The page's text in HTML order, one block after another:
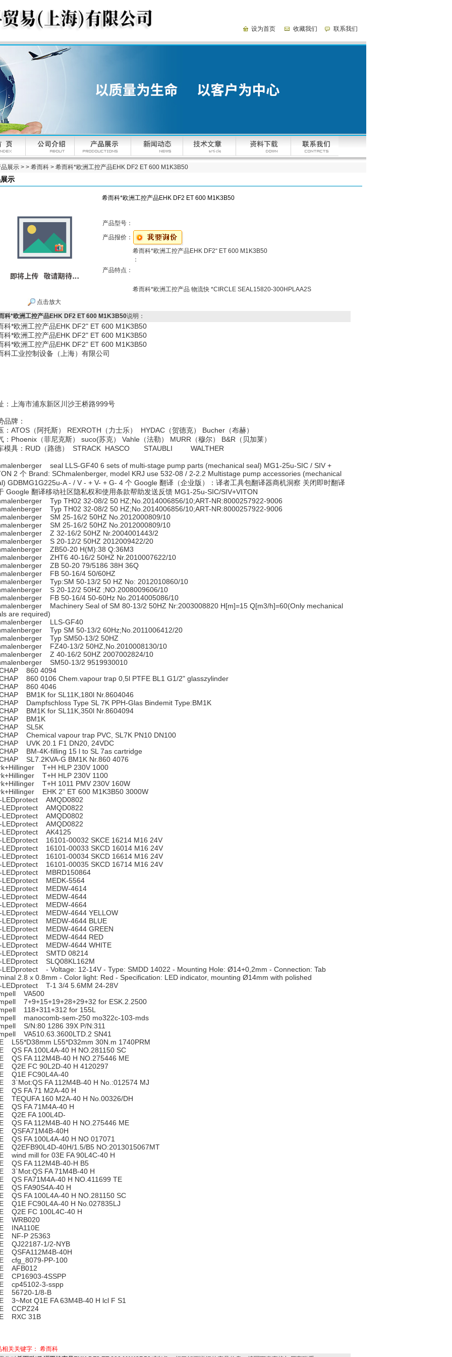
设为首页 收藏我们 联系我们
品展示 > > 希而科 > 希而科*欧洲工控产品EHK DF2 ET 600 M1K3B50
示
希而科*欧洲工控产品EHK DF2 ET 600 M1K3B50
点击放大
产品型号：
产品报价：
产品特点：
希而科*欧洲工控产品EHK DF2“ ET 600 M1K3B50
：
希而科*欧洲工控产品 物流快 *CIRCLE SEAL15820-300HPLAA2S
科*欧洲工控产品EHK DF2 ET 600 M1K3B50说明：
科*欧洲工控产品EHK DF2" ET 600 M1K3B50
科*欧洲工控产品EHK DF2" ET 600 M1K3B50
科*欧洲工控产品EHK DF2" ET 600 M1K3B50
科工业控制设备（上海）有限公司
：上海市浦东新区川沙王桥路999号
品牌：
：ATOS（阿托斯） REXROTH（力士乐） HYDAC（贺德克） Bucher（布赫）
：Phoenix（菲尼克斯） suco(苏克） Vahle（法勒） MURR（穆尔） B&R（贝加莱）
模具：RUD（路德） STRACK HASCO STAUBLI WALTHER
seal LLS-GF40 6 sets of multi-stage pump parts (mechanical seal) MG1-25u-SIC / SIV +
2 个 Brand: SChmalenberger, model KRJ use 532-08 / 2-2.2 Multistage pump accessories (mechanical
GDBMG1G225u-A - / V - + V- + G- 4 个 Google 翻译（企业版）：译者工具包翻译器商机洞察 关闭即时翻译
Google 翻译移动社区隐私权和使用条款帮助发送反馈 MG1-25u-SIC/SIV+VITON
Typ TH02 32-08/2 50 HZ;No.2014006856/10;ART-NR:8000257922-9006
Typ TH02 32-08/2 50 HZ;No.2014006856/10;ART-NR:8000257922-9006
SM 25-16/2 50HZ No.2012000809/10
SM 25-16/2 50HZ No.2012000809/10
Z 32-16/2 50HZ Nr.2004001443/2
S 20-12/2 50HZ 2012009422/20
ZB50-20 H(M):38 Q:36M3
ZHT6 40-16/2 50HZ Nr.2010007622/10
ZB 50-20 79/5186 38H 36Q
FB 50-16/4 50/60HZ
Typ:SM 50-13/2 50 HZ No: 2012010860/10
S 20-12/2 50HZ ;NO.2008009606/10
FB 50-16/4 50-60Hz No.2014005086/10
Machinery Seal of SM 80-13/2 50HZ Nr:2003008820 H[m]=15 Q[m3/h]=60(Only mechanical
are required)
LLS-GF40
Typ SM 50-13/2 60Hz;No.2011006412/20
Typ SM50-13/2 50HZ
FZ40-13/2 50HZ,No.2010008130/10
Z 40-16/2 50HZ 2007002824/10
SM50-13/2 9519930010
860 4094
860 0106 Chem.vapour trap 0,5l PTFE BL1 G1/2" glasszylinder
860 4046
BM1K for SL11K,180l Nr.8604046
Dampfschloss Type SL 7K PPH-Glas Bindemit Type:BM1K
BM1K for SL11K,350l Nr.8604094
BM1K
SL5K
Chemical vapour trap PVC, SL7K PN10 DN100
UVK 20.1 F1 DN20, 24VDC
BM-4K-filling 15 l to SL 7as cartridge
SL7.2KVA-G BM1K Nr.860 4076
T+H HLP 230V 1000
T+H HLP 230V 1100
T+H 1011 PMV 230V 160W
EHK 2" ET 600 M1K3B50 3000W
LEDprotect AMQD0802
LEDprotect AMQD0822
LEDprotect AMQD0802
LEDprotect AMQD0822
LEDprotect AK4125
LEDprotect 16101-00032 SKCE 16214 M16 24V
LEDprotect 16101-00033 SKCD 16014 M16 24V
LEDprotect 16101-00034 SKCD 16614 M16 24V
LEDprotect 16101-00035 SKCD 16714 M16 24V
LEDprotect MBRD150864
LEDprotect MEDK-5564
LEDprotect MEDW-4614
LEDprotect MEDW-4644
LEDprotect MEDW-4664
LEDprotect MEDW-4644 YELLOW
LEDprotect MEDW-4644 BLUE
LEDprotect MEDW-4644 GREEN
LEDprotect MEDW-4644 RED
LEDprotect MEDW-4644 WHITE
LEDprotect SMTD 08214
LEDprotect SLQ08KL162M
LEDprotect - Voltage: 12-14V - Type: SMDD 14022 - Mounting Hole: Ø14+0,2mm - Connection: Tab
2.8 x 0.8mm - Color light: Red - Specification: LED indicator, mounting Ø14mm with polished
LEDprotect T-1 3/4 5.6MM 24-28V
VA500
7+9+15+19+28+29+32 for ESK.2.2500
118+311+312 for 155L
manocomb-sem-250 mo322c-103-mds
S/N:80 1286 39X P/N:311
VA510.63.3600LTD.2 SN41
L55*D38mm L55*D32mm 30N.m 1740PRM
QS FA 100L4A-40 H NO.281150 SC
QS FA 112M4B-40 H NO.275446 ME
Q2E FC 90L2D-40 H 4120297
Q1E FC90L4A-40
3`Mot:QS FA 112M4B-40 H No.:012574 MJ
QS FA 71 M2A-40 H
TEQUFA 160 M2A-40 H No.00326/DH
QS FA 71M4A-40 H
Q2E FA 100L4D-
QS FA 112M4B-40 H NO.275446 ME
QSFA71M4B-40H
QS FA 100L4A-40 H NO 017071
Q2EFB90L4D-40H/1.5/B5 NO:2013015067MT
wind mill for 03E FA 90L4C-40 H
QS FA 112M4B-40-H B5
3`Mot:QS FA 71M4B-40 H
QS FA71M4A-40 H NO.411699 TE
QS FA90S4A-40 H
QS FA 100L4A-40 H NO.281150 SC
Q1E FC90L4A-40 H No.027835LJ
Q2E FC 100L4C-40 H
WRB020
INA110E
NF-P 25363
QJ22187-1/2-NYB
QSFA112M4B-40H
cfg_8079-PP-100
AFB012
CP16903-4SSPP
cp45102-3-sspp
56720-1/8-B
3~Mot Q1E FA 63M4B-40 H lcl F S1
CCPZ24
RXC 31B
相关关键字： 希而科